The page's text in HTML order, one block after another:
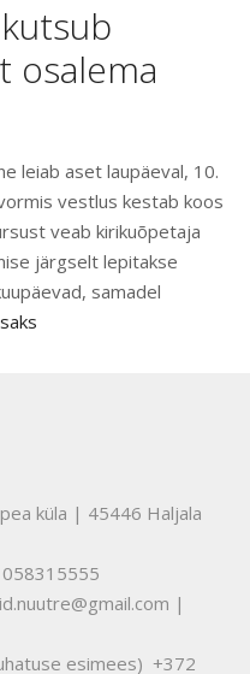
osalema
leiab aset laupäeval, 10.
vestlus kestab koos
veab kirikuõpetaja
järgselt lepitakse
samadel
küla | 45446 Haljala
|
esimees) +372